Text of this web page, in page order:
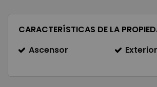
CARACTERÍSTICAS DE LA
Ascensor
Exterior